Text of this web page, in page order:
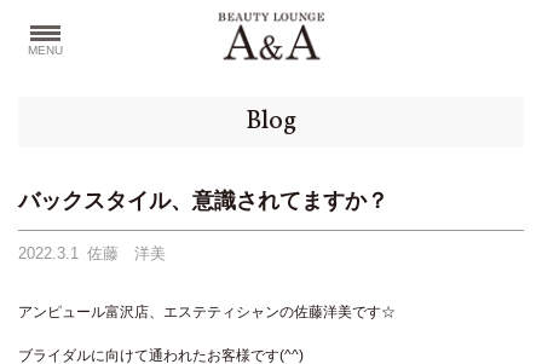
MENU
Blog
バックスタイル、意識されてますか？
2022.3.1 佐藤 洋美
アンピュール富沢店、エステティシャンの佐藤洋美です☆
ブライダルに向けて通われたお客様です(^^)